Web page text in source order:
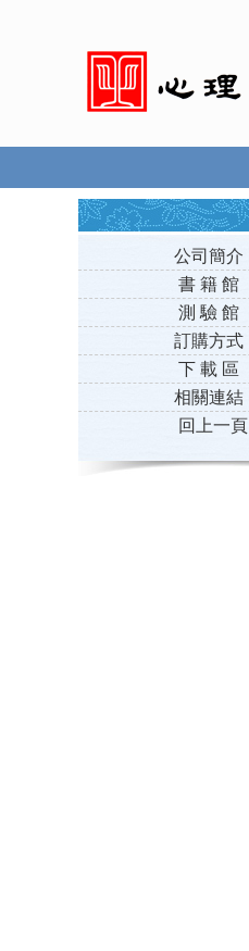
公司簡介
書 籍 館
測 驗 館
訂購方式
下 載 區
相關連結
回上一頁